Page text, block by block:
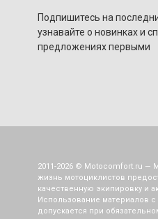
Подпишитесь на
узнавайте о новинках и
предложениях первыми
2011-2026 © Motocomfort.ru —
жизнь мотоциклистов
качественную экипировку и
Использование материалов с
допускается при